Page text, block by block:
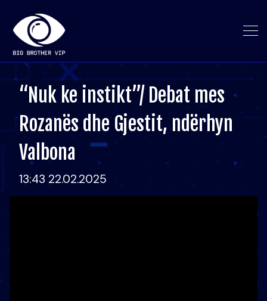
“Nuk ke instikt”/ Debat mes
Rozanës dhe Gjestit, ndërhyn
Valbona
13:43 22.02.2025